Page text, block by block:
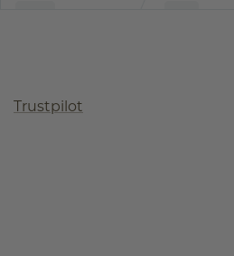
Trustpilot